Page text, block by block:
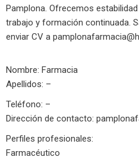
Pamplona. Ofrecemos
trabajo y formación continuada.
enviar CV a
Nombre: Farmacia
Apellidos: –
Teléfono: –
Dirección de contacto:
Perfiles profesionales:
Farmacéutico